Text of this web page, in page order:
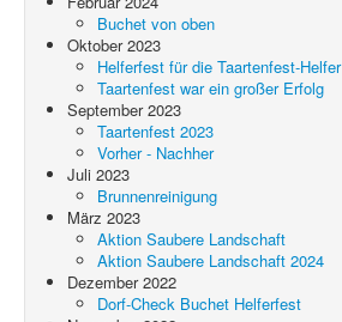
Buchet von oben
Oktober 2023
Helferfest für die Taartenfest-Helfer
Taartenfest war ein großer Erfolg
September 2023
Taartenfest 2023
Vorher - Nachher
Juli 2023
Brunnenreinigung
März 2023
Aktion Saubere Landschaft
Aktion Saubere Landschaft 2024
Dezember 2022
Dorf-Check Buchet Helferfest